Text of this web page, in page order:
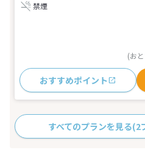
禁煙
(お
おすすめポイント
すべてのプランを見る(2